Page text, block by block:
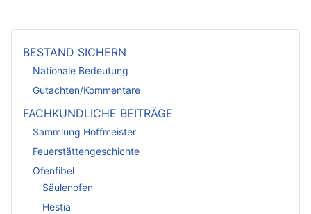
BESTAND SICHERN
Nationale Bedeutung
Gutachten/Kommentare
FACHKUNDLICHE BEITRÄGE
Sammlung Hoffmeister
Feuerstättengeschichte
Ofenfibel
Säulenofen
Hestia